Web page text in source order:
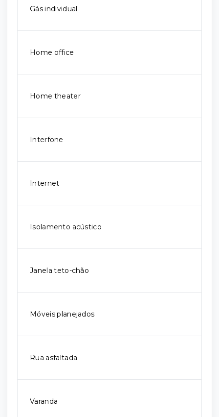
Gás individual
Home office
Home theater
Interfone
Internet
Isolamento acústico
Janela teto-chão
Móveis planejados
Rua asfaltada
Varanda